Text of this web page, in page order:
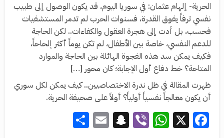
الحرية- إلهام عثمان: في سوريا اليوم، قد يكون الوصول إلى طبيب
نفسي ترفاً يفوق القدرة، فسنوات الحرب لم تدمر المستشفيات
فحسب، بل أدت إلى هجرة العقول والكفاءات.. لكن الحاجة
للدعم النفسي، خاصة بين الأطفال، لم تكن يوماً أكثر إلحاحاً،
فكيف يمكن سد هذه الفجوة الهائلة بين الحاجة والموارد
المتاحة؟ خط دفاع أول الإجابة؛ كان محور […]
ظهرت المقالة في ظل ندرة الاختصاصيين.. كيف يمكن لكل سوري
أن يكون معالجاً نفسياً أولياً؟ أولاً على صحيفة الحرية.
Facebook
X
WhatsApp
Viber
Snapchat
Email